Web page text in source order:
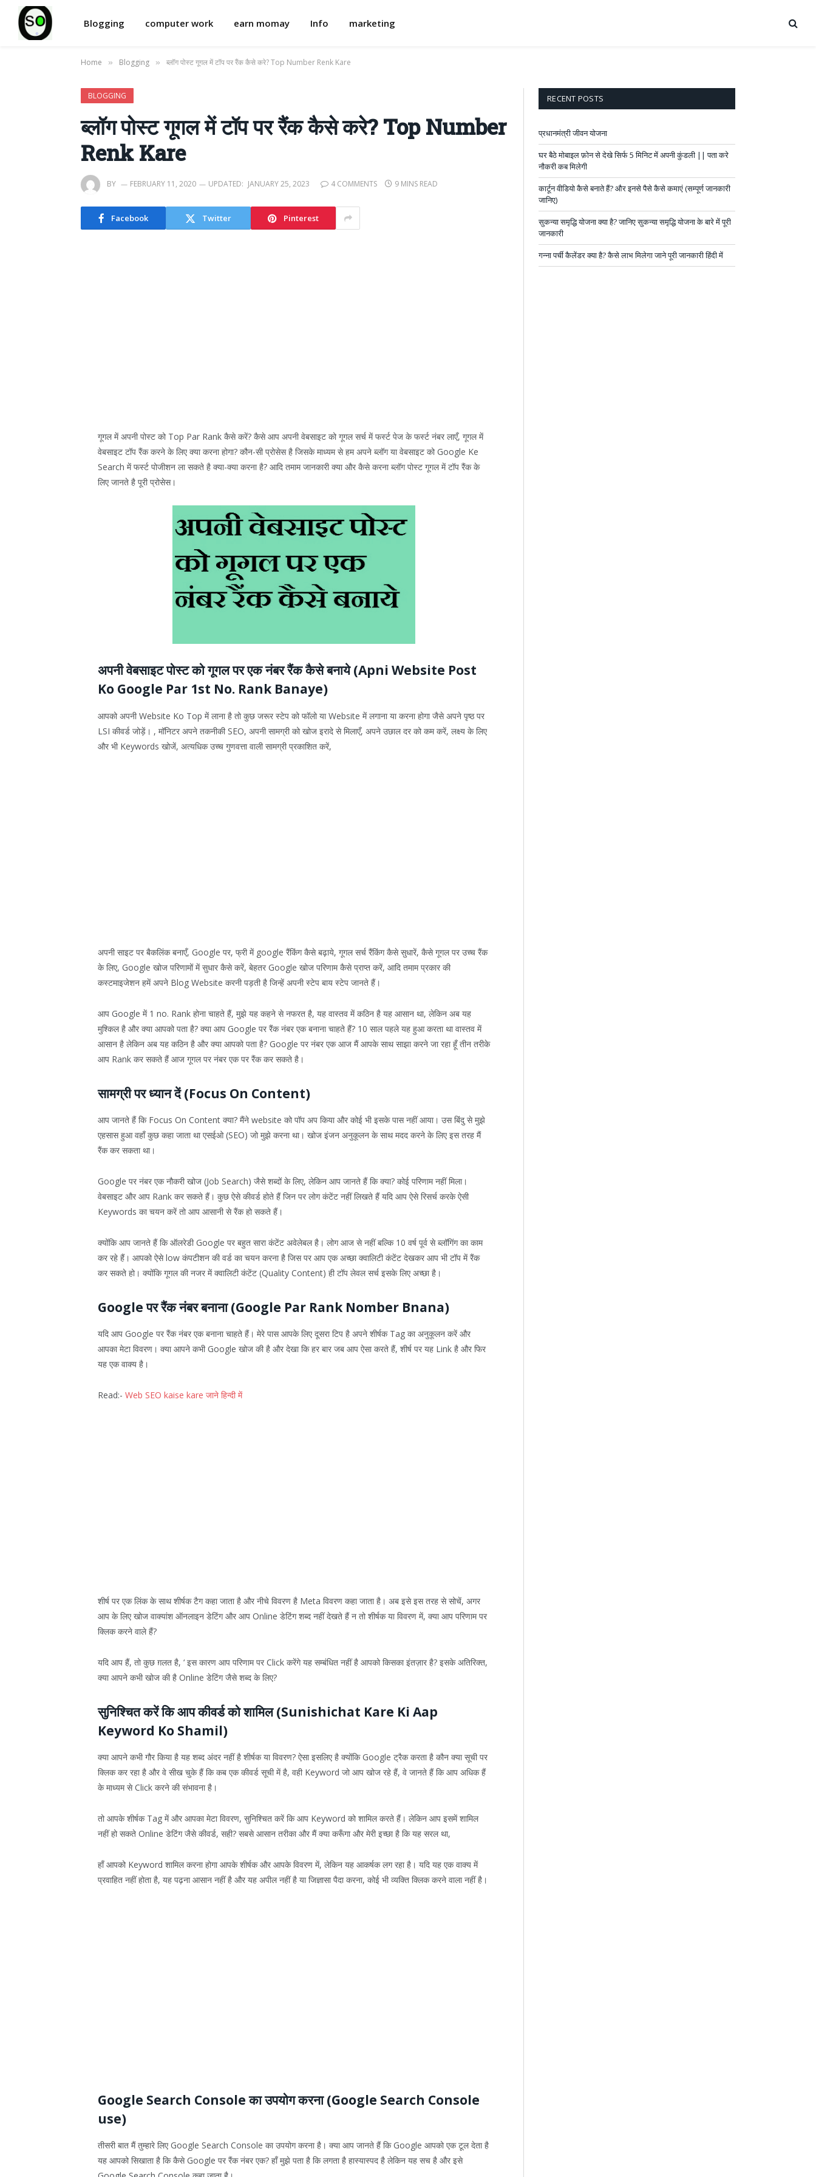
Blogging computer work earn momay Info marketing
Home » Blogging » ब्लॉग पोस्ट गूगल में टॉप पर रैंक कैसे करे? Top Number Renk Kare
BLOGGING
ब्लॉग पोस्ट गूगल में टॉप पर रैंक कैसे करे? Top Number
Renk Kare
BY FEBRUARY 11, 2020 UPDATED: JANUARY 25, 2023 4 COMMENTS 9 MINS READ
Facebook Twitter Pinterest
गूगल में अपनी पोस्ट को Top Par Rank कैसे करें? कैसे आप अपनी वेबसाइट को गूगल सर्च में फर्स्ट पेज के फर्स्ट नंबर लाएँ, गूगल में
वेबसाइट टॉप रैंक करने के लिए क्या करना होगा? कौन-सी प्रोसेस है जिसके माध्यम से हम अपने ब्लॉग या वेबसाइट को Google Ke
Search में फर्स्ट पोजीशन ला सकते है क्या-क्या करना है? आदि तमाम जानकारी क्या और कैसे करना ब्लॉग पोस्ट गूगल में टॉप रैंक के
लिए जानते है पूरी प्रोसेस।
अपनी वेबसाइट पोस्ट को गूगल पर एक नंबर रैंक कैसे बनाये (Apni Website Post
Ko Google Par 1st No. Rank Banaye)
आपको अपनी Website Ko Top में लाना है तो कुछ जरूर स्टेप को फॉलो या Website में लगाना या करना होगा जैसे अपने पृष्ठ पर
LSI कीवर्ड जोड़ें। , मॉनिटर अपने तकनीकी SEO, अपनी सामग्री को खोज इरादे से मिलाएँ, अपने उछाल दर को कम करें, लक्ष्य के लिए
और भी Keywords खोजें, अत्यधिक उच्च गुणवत्ता वाली सामग्री प्रकाशित करें,
अपनी साइट पर बैकलिंक बनाएँ, Google पर, फ्री में google रैंकिंग कैसे बढ़ाये, गूगल सर्च रैंकिंग कैसे सुधारें, कैसे गूगल पर उच्च रैंक
के लिए, Google खोज परिणामों में सुधार कैसे करें, बेहतर Google खोज परिणाम कैसे प्राप्त करें, आदि तमाम प्रकार की
कस्टमाइजेशन हमें अपने Blog Website करनी पड़ती है जिन्हें अपनी स्टेप बाय स्टेप जानते हैं।
आप Google में 1 no. Rank होना चाहते हैं, मुझे यह कहने से नफरत है, यह वास्तव में कठिन है यह आसान था, लेकिन अब यह
मुश्किल है और क्या आपको पता है? क्या आप Google पर रैंक नंबर एक बनाना चाहते हैं? 10 साल पहले यह हुआ करता था वास्तव में
आसान है लेकिन अब यह कठिन है और क्या आपको पता है? Google पर नंबर एक आज मैं आपके साथ साझा करने जा रहा हूँ तीन तरीके
आप Rank कर सकते हैं आज गूगल पर नंबर एक पर रैंक कर सकते है।
सामग्री पर ध्यान दें (Focus On Content)
आप जानते हैं कि Focus On Content क्या? मैंने website को पॉप अप किया और कोई भी इसके पास नहीं आया। उस बिंदु से मुझे
एहसास हुआ वहाँ कुछ कहा जाता था एसईओ (SEO) जो मुझे करना था। खोज इंजन अनुकूलन के साथ मदद करने के लिए इस तरह मैं
रैंक कर सकता था।
Google पर नंबर एक नौकरी खोज (Job Search) जैसे शब्दों के लिए, लेकिन आप जानते हैं कि क्या? कोई परिणाम नहीं मिला।
वेबसाइट और आप Rank कर सकते हैं। कुछ ऐसे कीवर्ड होते हैं जिन पर लोग कंटेंट नहीं लिखते हैं यदि आप ऐसे रिसर्च करके ऐसी
Keywords का चयन करें तो आप आसानी से रैंक हो सकते हैं।
क्योंकि आप जानते हैं कि ऑलरेडी Google पर बहुत सारा कंटेंट अवेलेबल है। लोग आज से नहीं बल्कि 10 वर्ष पूर्व से ब्लॉगिंग का काम
कर रहे हैं। आपको ऐसे low कंपटीशन की वर्ड का चयन करना है जिस पर आप एक अच्छा क्वालिटी कंटेंट देखकर आप भी टॉप में रैंक
कर सकते हो। क्योंकि गूगल की नजर में क्वालिटी कंटेंट (Quality Content) ही टॉप लेवल सर्च इसके लिए अच्छा है।
Google पर रैंक नंबर बनाना (Google Par Rank Nomber Bnana)
यदि आप Google पर रैंक नंबर एक बनाना चाहते हैं। मेरे पास आपके लिए दूसरा टिप है अपने शीर्षक Tag का अनुकूलन करें और
आपका मेटा विवरण। क्या आपने कभी Google खोज की है और देखा कि हर बार जब आप ऐसा करते हैं, शीर्ष पर यह Link है और फिर
यह एक वाक्य है।
Read:- Web SEO kaise kare जाने हिन्दी में
शीर्ष पर एक लिंक के साथ शीर्षक टैग कहा जाता है और नीचे विवरण है Meta विवरण कहा जाता है। अब इसे इस तरह से सोचें, अगर
आप के लिए खोज वाक्यांश ऑनलाइन डेटिंग और आप Online डेटिंग शब्द नहीं देखते हैं न तो शीर्षक या विवरण में, क्या आप परिणाम पर
क्लिक करने वाले हैं?
यदि आप हैं, तो कुछ ग़लत है, ‘ इस कारण आप परिणाम पर Click करेंगे यह सम्बंधित नहीं है आपको किसका इंतज़ार है? इसके अतिरिक्त,
क्या आपने कभी खोज की है Online डेटिंग जैसे शब्द के लिए?
सुनिश्चित करें कि आप कीवर्ड को शामिल (Sunishichat Kare Ki Aap
Keyword Ko Shamil)
क्या आपने कभी गौर किया है यह शब्द अंदर नहीं है शीर्षक या विवरण? ऐसा इसलिए है क्योंकि Google ट्रैक करता है कौन क्या सूची पर
क्लिक कर रहा है और वे सीख चुके हैं कि कब एक कीवर्ड सूची में है, वही Keyword जो आप खोज रहे हैं, वे जानते हैं कि आप अधिक हैं
के माध्यम से Click करने की संभावना है।
तो आपके शीर्षक Tag में और आपका मेटा विवरण, सुनिश्चित करें कि आप Keyword को शामिल करते हैं। लेकिन आप इसमें शामिल
नहीं हो सकते Online डेटिंग जैसे कीवर्ड, सही? सबसे आसान तरीका और मैं क्या करूँगा और मेरी इच्छा है कि यह सरल था,
हाँ आपको Keyword शामिल करना होगा आपके शीर्षक और आपके विवरण में, लेकिन यह आकर्षक लग रहा है। यदि यह एक वाक्य में
प्रवाहित नहीं होता है, यह पढ़ना आसान नहीं है और यह अपील नहीं है या जिज्ञासा पैदा करना, कोई भी व्यक्ति क्लिक करने वाला नहीं है।
Google Search Console का उपयोग करना (Google Search Console
use)
तीसरी बात मैं तुम्हारे लिए Google Search Console का उपयोग करना है। क्या आप जानते हैं कि Google आपको एक टूल देता है
यह आपको सिखाता है कि कैसे Google पर रैंक नंबर एक? हाँ मुझे पता है कि लगता है हास्यास्पद है लेकिन यह सच है और इसे
RECENT POSTS
प्रधानमंत्री जीवन योजना
घर बैठे मोबाइल फ़ोन से देखे सिर्फ 5 मिनिट में अपनी कुंडली || पता करे
नौकरी कब मिलेगी
कार्टून वीडियो कैसे बनाते हैं? और इनसे पैसे कैसे कमाएं (सम्पूर्ण जानकारी
जानिए)
सुकन्या समृद्धि योजना क्या है? जानिए सुकन्या समृद्धि योजना के बारे में पूरी
जानकारी
गन्ना पर्ची कैलेंडर क्या है? कैसे लाभ मिलेगा जाने पूरी जानकारी हिंदी में